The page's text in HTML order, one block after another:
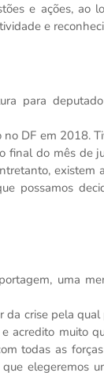
e ações, ao
e
para
DF em 2018.
final do mês de
existem
possamos
uma
crise pela qual
acredito muito
todas as
elegeremos